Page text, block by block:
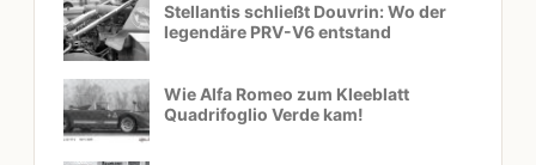
Stellantis schließt Douvrin: Wo der
legendäre PRV-V6 entstand
Wie Alfa Romeo zum Kleeblatt
Quadrifoglio Verde kam!